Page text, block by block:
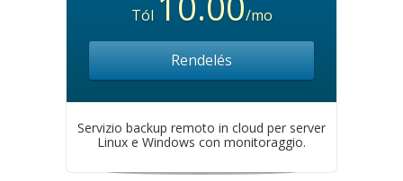
Tól /mo
Rendelés
Servizio backup remoto in cloud per server
Linux e Windows con monitoraggio.